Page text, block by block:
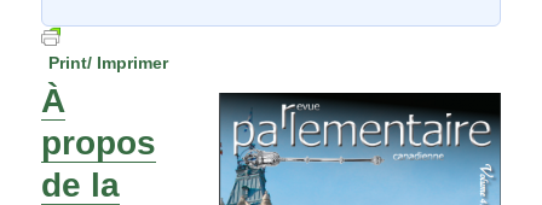
Print/ Imprimer
À
propos
de la